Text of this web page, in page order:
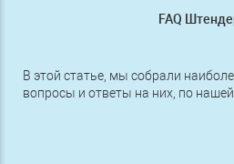
FAQ
В этой статье, мы собрали
вопросы и ответы на них, по